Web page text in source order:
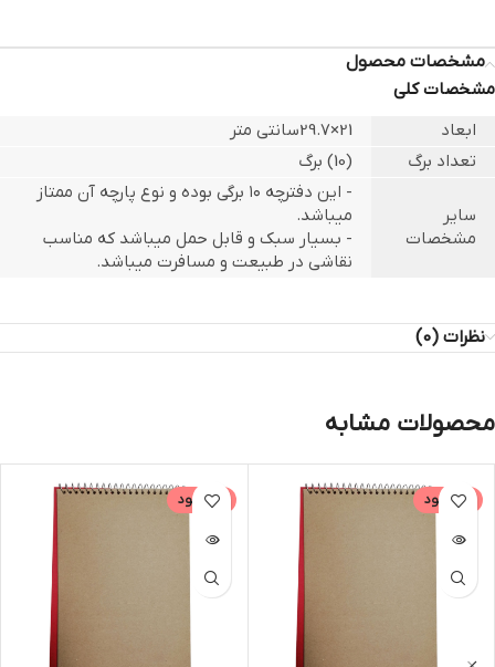
مشخصات محصول
مشخصات کلی
ابعاد
21×29.7سانتی متر
تعداد برگ
(10) برگ
سایر
مشخصات
- این دفترچه ۱۰ برگی بوده و نوع پارچه آن ممتاز
میباشد.
- بسیار سبک و قابل حمل میباشد که مناسب
نقاشی در طبیعت و مسافرت میباشد.
نظرات (0)
محصولات مشابه
ناموجود ناموجود